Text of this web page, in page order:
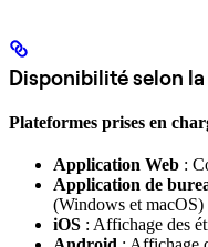
Disponibilité selon
Plateformes prises en
Application Web :
Application de
(Windows et macOS)
iOS : Affichage des